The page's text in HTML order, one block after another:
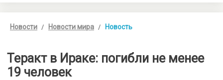
Новости Новости мира Новость
Теракт в Ираке: погибли не менее
19 человек